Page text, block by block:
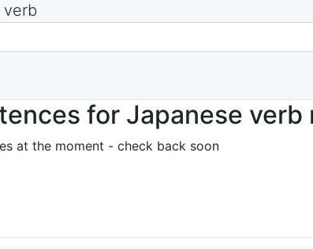
form
for Japanese verb
at the moment - check back soon